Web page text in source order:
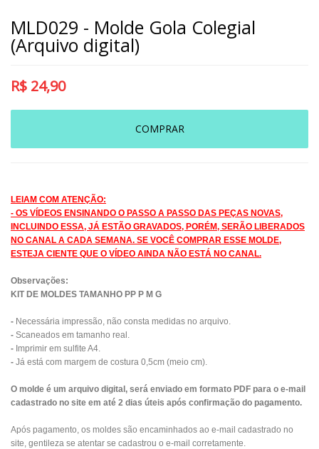
MLD029 - Molde Gola Colegial
(Arquivo digital)
R$ 24,90
COMPRAR
LEIAM COM ATENÇÃO:
- OS VÍDEOS ENSINANDO O PASSO A PASSO DAS PEÇAS NOVAS,
INCLUINDO ESSA, JÁ ESTÃO GRAVADOS, PORÉM, SERÃO LIBERADOS
NO CANAL A CADA SEMANA. SE VOCÊ COMPRAR ESSE MOLDE,
ESTEJA CIENTE QUE O VÍDEO AINDA NÃO ESTÁ NO CANAL.
Observações:
KIT DE MOLDES TAMANHO PP P M G
- Necessária impressão, não consta medidas no arquivo.
- Scaneados em tamanho real.
- Imprimir em sulfite A4.
- Já está com margem de costura 0,5cm (meio cm).
O molde é um arquivo digital, será enviado em formato PDF para o e-mail
cadastrado no site em até 2 dias úteis após confirmação do pagamento.
Após pagamento, os moldes são encaminhados ao e-mail cadastrado no
site, gentileza se atentar se cadastrou o e-mail corretamente.